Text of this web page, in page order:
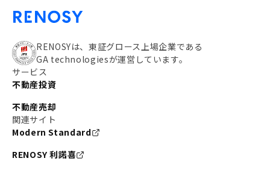
RENOSYは、東証グロース上場企業である
GA technologiesが運営しています。
サービス
不動産投資
不動産売却
関連サイト
Modern Standard
RENOSY 利諾喜